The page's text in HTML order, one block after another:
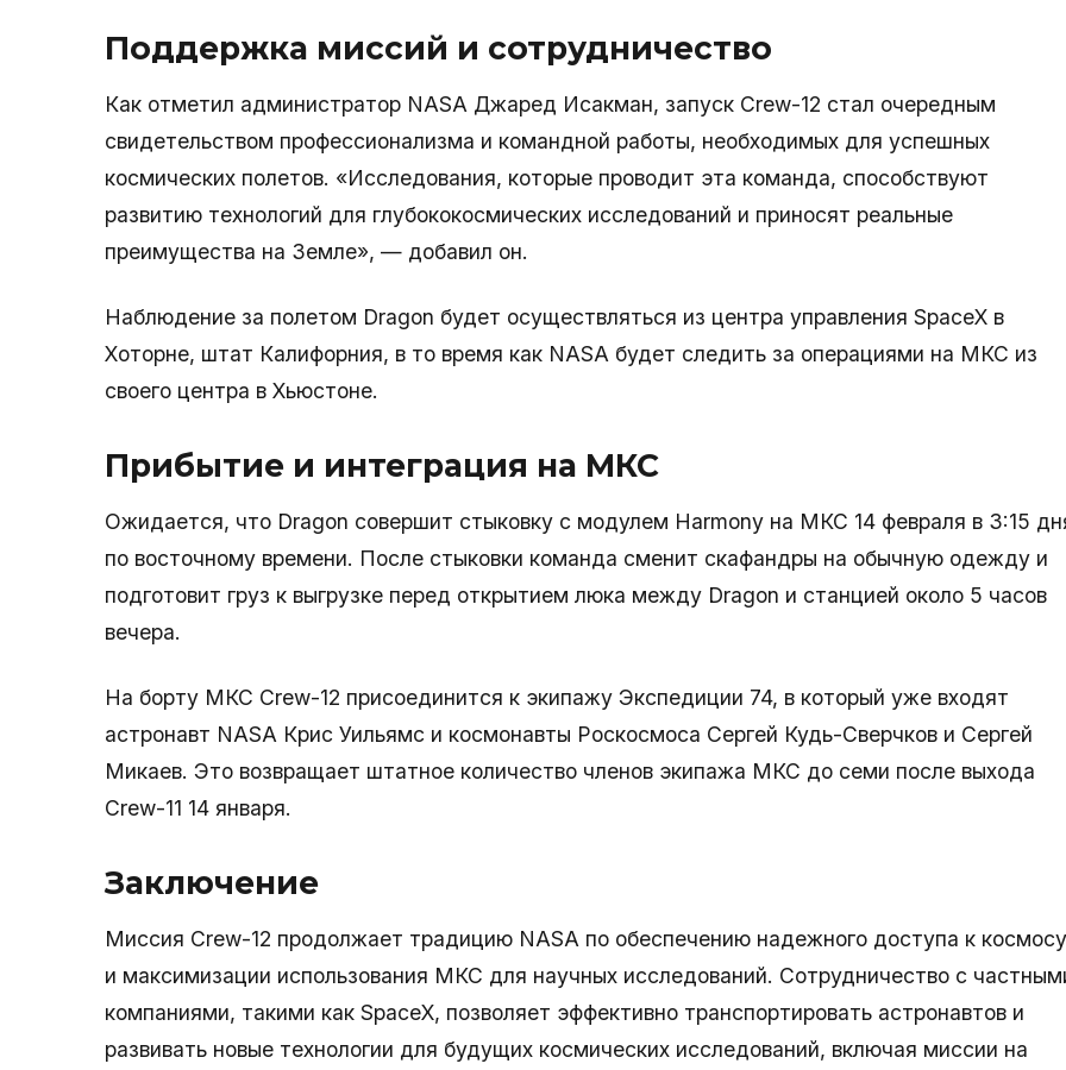
Поддержка миссий и сотрудничество
Как отметил администратор NASA Джаред Исакман, запуск Crew-12 стал очередным
свидетельством профессионализма и командной работы, необходимых для успешных
космических полетов. «Исследования, которые проводит эта команда, способствуют
развитию технологий для глубококосмических исследований и приносят реальные
преимущества на Земле», — добавил он.
Наблюдение за полетом Dragon будет осуществляться из центра управления SpaceX в
Хоторне, штат Калифорния, в то время как NASA будет следить за операциями на МКС из
своего центра в Хьюстоне.
Прибытие и интеграция на МКС
Ожидается, что Dragon совершит стыковку с модулем Harmony на МКС 14 февраля в 3:15
по восточному времени. После стыковки команда сменит скафандры на обычную одежду и
подготовит груз к выгрузке перед открытием люка между Dragon и станцией около 5 часов
вечера.
На борту МКС Crew-12 присоединится к экипажу Экспедиции 74, в который уже входят
астронавт NASA Крис Уильямс и космонавты Роскосмоса Сергей Кудь-Сверчков и Сергей
Микаев. Это возвращает штатное количество членов экипажа МКС до семи после выхода
Crew-11 14 января.
Заключение
Миссия Crew-12 продолжает традицию NASA по обеспечению надежного доступа к космосу
и максимизации использования МКС для научных исследований. Сотрудничество с
компаниями, такими как SpaceX, позволяет эффективно транспортировать астронавтов и
развивать новые технологии для будущих космических исследований, включая миссии на